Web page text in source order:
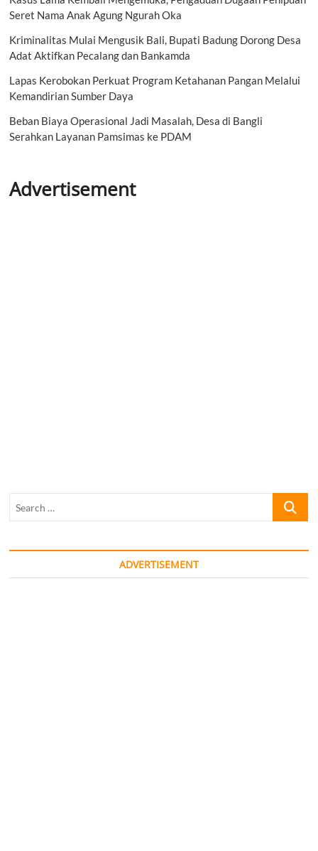
Seret Nama Anak Agung Ngurah Oka
Kriminalitas Mulai Mengusik Bali, Bupati Badung Dorong Desa
Adat Aktifkan Pecalang dan Bankamda
Lapas Kerobokan Perkuat Program Ketahanan Pangan Melalui
Kemandirian Sumber Daya
Beban Biaya Operasional Jadi Masalah, Desa di Bangli
Serahkan Layanan Pamsimas ke PDAM
Advertisement
Search
ADVERTISEMENT